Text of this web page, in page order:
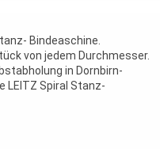
Bindeaschine.
von jedem Durchmesser.
in Dornbirn-
LEITZ Spiral Stanz-